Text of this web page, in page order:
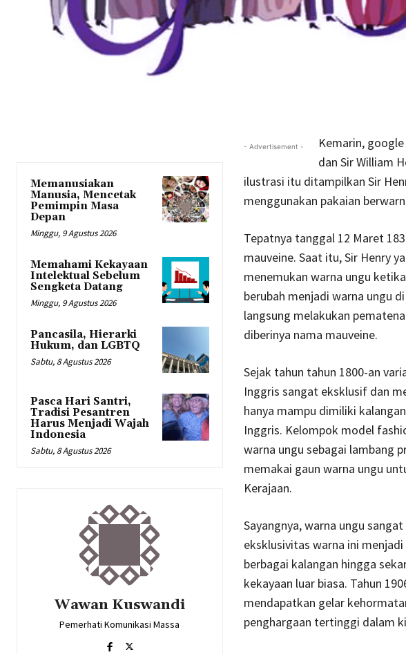
Memanusiakan
Manusia, Mencetak
Pemimpin Masa
Depan
Minggu, 9 Agustus 2026
Memahami Kekayaan
Intelektual Sebelum
Sengketa Datang
Minggu, 9 Agustus 2026
Pancasila, Hierarki
Hukum, dan LGBTQ
Sabtu, 8 Agustus 2026
Pasca Hari Santri,
Tradisi Pesantren
Harus Menjadi Wajah
Indonesia
Sabtu, 8 Agustus 2026
Wawan Kuswandi
Pemerhati Komunikasi Massa
- Advertisement -
Kemarin,
dan Sir William
ilustrasi itu ditampilkan Sir
menggunakan pakaian
Tepatnya tanggal 12 Maret
mauveine. Saat itu, Sir Henry
menemukan warna ungu
berubah menjadi warna ungu
langsung melakukan
diberinya nama mauveine.
Sejak tahun tahun 1800-an
Inggris sangat eksklusif dan
hanya mampu dimiliki
Inggris. Kelompok model
warna ungu sebagai lambang
memakai gaun warna ungu
Kerajaan.
Sayangnya, warna ungu
eksklusivitas warna ini
berbagai kalangan hingga
kekayaan luar biasa. Tahun
mendapatkan gelar
penghargaan tertinggi dalam